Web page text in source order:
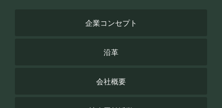
企業コンセプト
沿革
会社概要